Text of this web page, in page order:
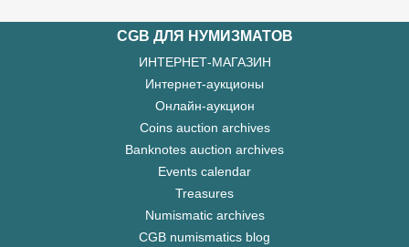
CGB ДЛЯ НУМИЗМАТОВ
ИНТЕРНЕТ-МАГАЗИН
Интернет-аукционы
Онлайн-аукцион
Coins auction archives
Banknotes auction archives
Events calendar
Treasures
Numismatic archives
CGB numismatics blog